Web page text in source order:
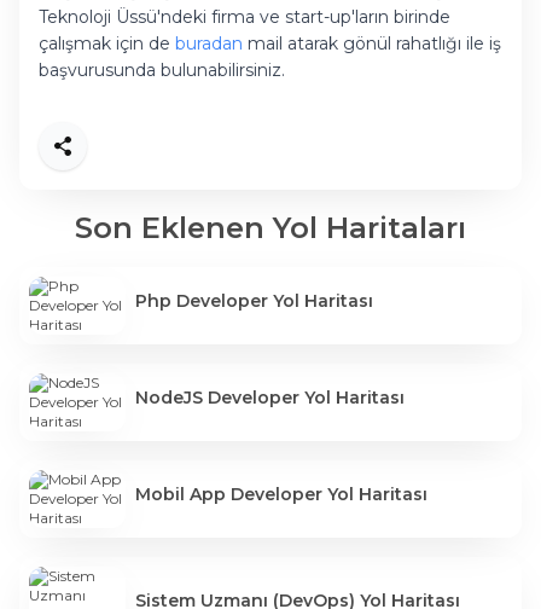
Teknoloji Üssü'ndeki firma ve start-up'ların birinde
çalışmak için de buradan mail atarak gönül rahatlığı ile iş
başvurusunda bulunabilirsiniz.
Paylaş
Son Eklenen Yol Haritaları
Sistem Uzmanı (DevOps) Yol Haritası
Mobil App Developer Yol Haritası
NodeJS Developer Yol Haritası
Php Developer Yol Haritası